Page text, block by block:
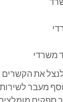
משרדי
לנצל את
מעבר